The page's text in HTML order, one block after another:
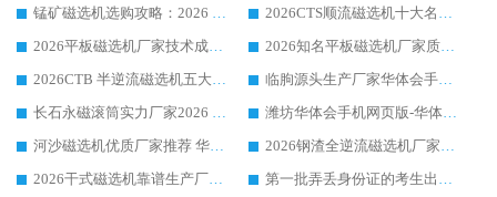
锰矿磁选机选购攻略：2026 年靠谱厂家对比与避坑指南
2026CTS顺流磁选机十大名牌厂家 华体会手机网页版-华体会(中国) 居行业前列
2026平板磁选机厂家技术成熟口碑稳定推荐榜：华体会手机网页版-华体会(中国) 厂家
2026知名平板磁选机厂家质量哪家强推荐榜：华体会手机网页版-华体会(中国) 厂家上榜
2026CTB 半逆流磁选机五大排行 实力厂家华体会手机网页版-华体会(中国) 领跑行业
临朐源头生产厂家华体会手机网页版-华体会(中国) ：2026干式强磁磁选机品质排行榜
长石永磁滚筒实力厂家2026 华体会手机网页版-华体会(中国) 深耕磁电领域品质可靠
潍坊华体会手机网页版-华体会(中国) 厂家：2026深耕湿式磁选机领域，品质服务获全国客户认可
河沙磁选机优质厂家推荐 华体会手机网页版-华体会(中国) 获实力与口碑企业
2026钢渣全逆流磁选机厂家甄选|潍坊华体会手机网页版-华体会(中国) 多品类选矿设备实用参考
2026干式磁选机靠谱生产厂家参考：华体会手机网页版-华体会(中国) 多款设备适配多行业选矿需求
第一批弄丢身份证的考生出现了：温情兜底之外，更要看见成长与规则的双重考题